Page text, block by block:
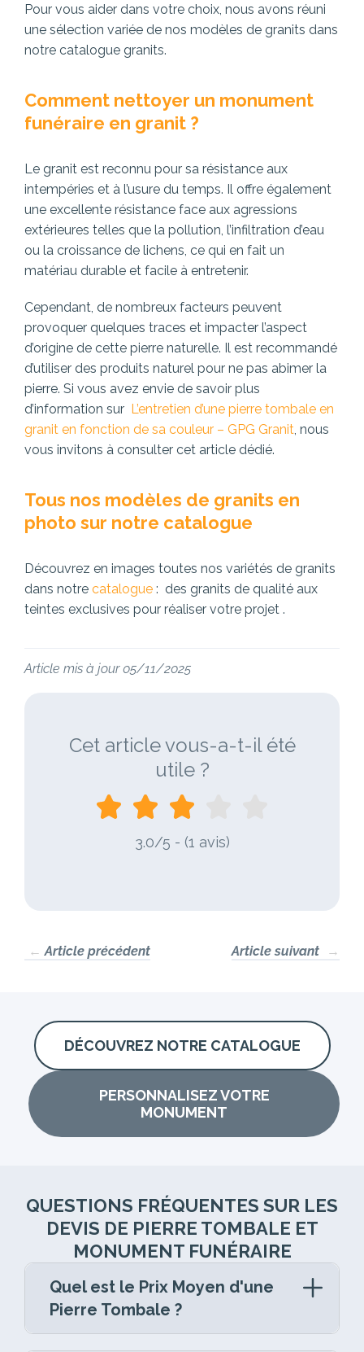
Pour vous aider dans votre choix, nous avons réuni
une sélection variée de nos modèles de granits dans
notre catalogue granits.
Comment nettoyer un monument
funéraire en granit ?
Le granit est reconnu pour sa résistance aux
intempéries et à l’usure du temps. Il offre également
une excellente résistance face aux agressions
extérieures telles que la pollution, l’infiltration d’eau
ou la croissance de lichens, ce qui en fait un
matériau durable et facile à entretenir.
Cependant, de nombreux facteurs peuvent
provoquer quelques traces et impacter l’aspect
d’origine de cette pierre naturelle. Il est recommandé
d’utiliser des produits naturel pour ne pas abimer la
pierre. Si vous avez envie de savoir plus
d’information sur L’entretien d’une pierre tombale en
granit en fonction de sa couleur – GPG Granit, nous
vous invitons à consulter cet article dédié.
Tous nos modèles de granits en
photo sur notre catalogue
Découvrez en images toutes nos variétés de granits
dans notre catalogue : des granits de qualité aux
teintes exclusives pour réaliser votre projet .
Article mis à jour 05/11/2025
Cet article vous-a-t-il été
utile ?
3.0/5 - (1 avis)
← Article précédent Article suivant →
DÉCOUVREZ NOTRE CATALOGUE
PERSONNALISEZ VOTRE
MONUMENT
QUESTIONS FRÉQUENTES SUR LES
DEVIS DE PIERRE TOMBALE ET
MONUMENT FUNÉRAIRE
Quel est le Prix Moyen d'une
Pierre Tombale ?